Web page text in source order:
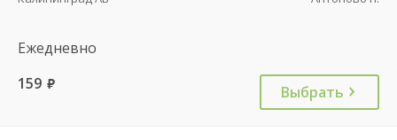
Ежедневно
159 руб. Выбрать